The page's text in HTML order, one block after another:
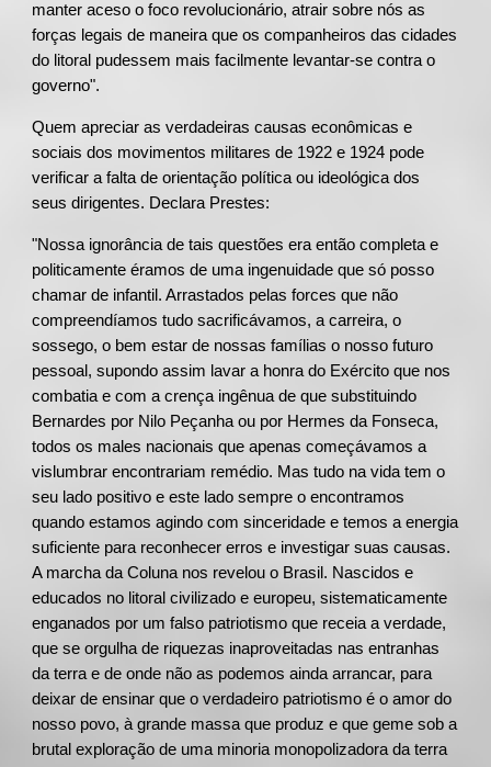
manter aceso o foco revolucionário, atrair sobre nós as
forças legais de maneira que os companheiros das cidades
do litoral pudessem mais facilmente levantar-se contra o
governo".
Quem apreciar as verdadeiras causas econômicas e
sociais dos movimentos militares de 1922 e 1924 pode
verificar a falta de orientação política ou ideológica dos
seus dirigentes. Declara Prestes:
"Nossa ignorância de tais questões era então completa e
politicamente éramos de uma ingenuidade que só posso
chamar de infantil. Arrastados pelas forces que não
compreendíamos tudo sacrificávamos, a carreira, o
sossego, o bem estar de nossas famílias o nosso futuro
pessoal, supondo assim lavar a honra do Exército que nos
combatia e com a crença ingênua de que substituindo
Bernardes por Nilo Peçanha ou por Hermes da Fonseca,
todos os males nacionais que apenas começávamos a
vislumbrar encontrariam remédio. Mas tudo na vida tem o
seu lado positivo e este lado sempre o encontramos
quando estamos agindo com sinceridade e temos a energia
suficiente para reconhecer erros e investigar suas causas.
A marcha da Coluna nos revelou o Brasil. Nascidos e
educados no litoral civilizado e europeu, sistematicamente
enganados por um falso patriotismo que receia a verdade,
que se orgulha de riquezas inaproveitadas nas entranhas
da terra e de onde não as podemos ainda arrancar, para
deixar de ensinar que o verdadeiro patriotismo é o amor do
nosso povo, à grande massa que produz e que geme sob a
brutal exploração de uma minoria monopolizadora da terra